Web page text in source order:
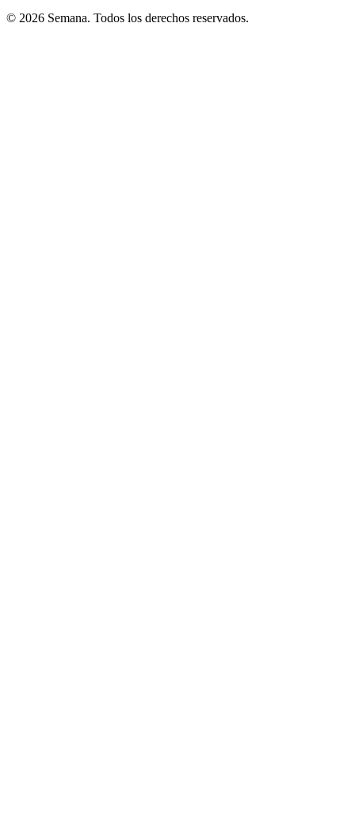
© 2026 Semana. Todos los derechos reservados.